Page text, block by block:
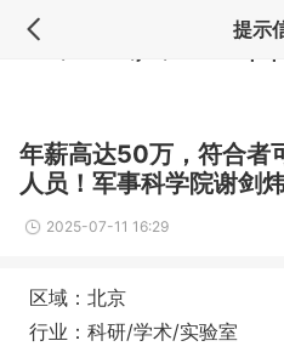
Notice : Undefined index:
年薪高达50万，符合者
人员！军事科学院谢剑
2025-07-11 16:29
区域：北京
行业：科研/学术/实验室
提示